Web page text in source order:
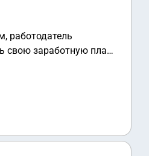
штрафа?